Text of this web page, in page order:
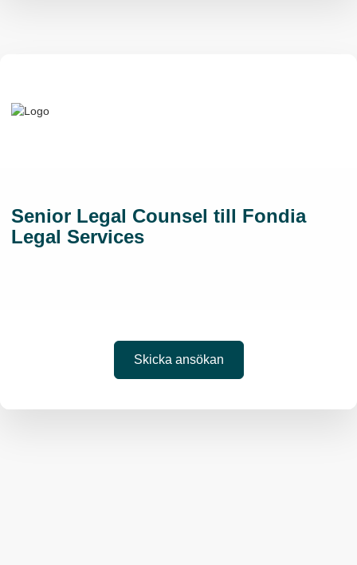
Senior Legal Counsel till Fondia
Legal Services